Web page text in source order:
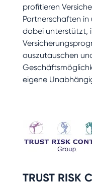
profitieren
Partnerschaften in
dabei unterstützt,
auszutauschen
eigene
TRUST RISK